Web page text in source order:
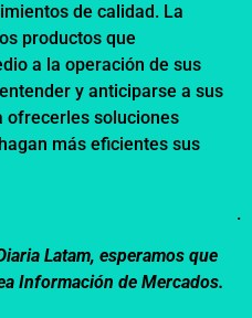
de calidad. La
productos que
a la operación de sus
y anticiparse a sus
ofrecerles soluciones
más eficientes sus
.
Latam, esperamos que
Información de Mercados.